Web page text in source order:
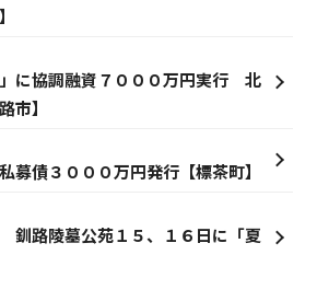
」に協調融資７０００万円実行 北
市】
募債３０００万円発行【標茶町】
釧路陵墓公苑１５、１６日に「夏